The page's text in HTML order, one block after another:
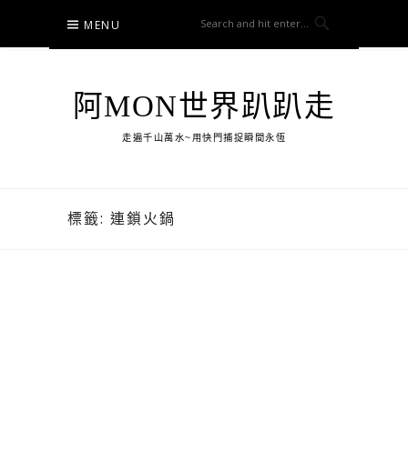
content
MENU
阿MON世界趴趴走
走遍千山萬水~用快門捕捉瞬間永恆
標籤: 連鎖火鍋